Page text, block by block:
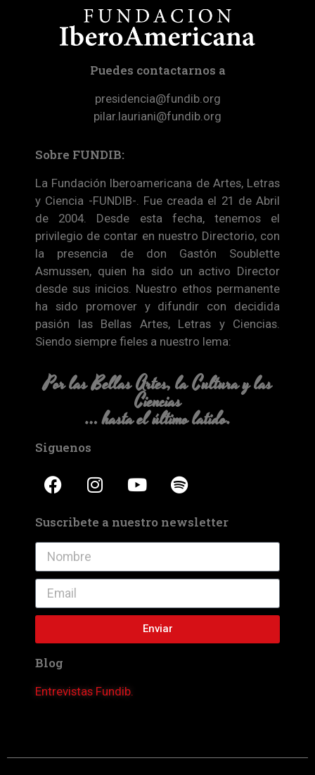
Puedes contactarnos a
presidencia@fundib.org
pilar.lauriani@fundib.org
Sobre FUNDIB:
La Fundación Iberoamericana de Artes, Letras
y Ciencia -FUNDIB-. Fue creada el 21 de Abril
de 2004. Desde esta fecha, tenemos el
privilegio de contar en nuestro Directorio, con
la presencia de don Gastón Soublette
Asmussen, quien ha sido un activo Director
desde sus inicios. Nuestro ethos permanente
ha sido promover y difundir con decidida
pasión las Bellas Artes, Letras y Ciencias.
Siendo siempre fieles a nuestro lema:
Por las Bellas Artes, la Cultura y las
Ciencias
… hasta el último latido.
Siguenos
Suscribete a nuestro newsletter
Enviar
Blog
Entrevistas Fundib.